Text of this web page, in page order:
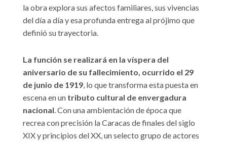
la obra explora sus afectos familiares, sus vivencias
del día a día y esa profunda entrega al prójimo que
definió su trayectoria.
La función se realizará en la víspera del
aniversario de su fallecimiento, ocurrido el 29
de junio de 1919 , lo que transforma esta puesta en
escena en un tributo cultural de envergadura
nacional . Con una ambientación de época que
recrea con precisión la Caracas de finales del siglo
XIX y principios del XX, un selecto grupo de actores